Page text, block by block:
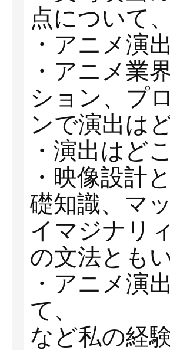
点について、
・アニメ演
・アニメ業
ション、プ
ンで演出は
・演出はど
・映像設計
礎知識、マ
イマジナリ
の文法とも
・アニメ演
て、
など私の経